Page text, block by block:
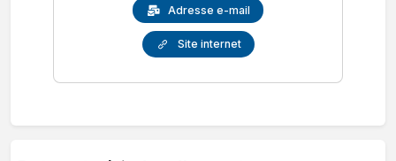
Adresse e-mail
Site internet